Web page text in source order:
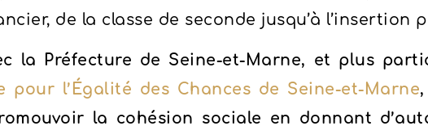
de la classe de seconde jusqu’à l’insertion
la Préfecture de Seine-et-Marne, et plus
pour l’Égalité des Chances de Seine-et-Marne
la cohésion sociale en donnant